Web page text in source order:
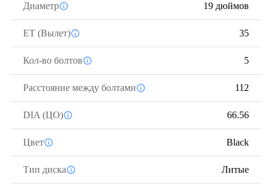
Диаметр 19 дюймов
ЕТ (Вылет) 35
Кол-во болтов 5
Расстояние между болтами 112
DIA (ЦО) 66.56
Цвет Black
Тип диска Литые